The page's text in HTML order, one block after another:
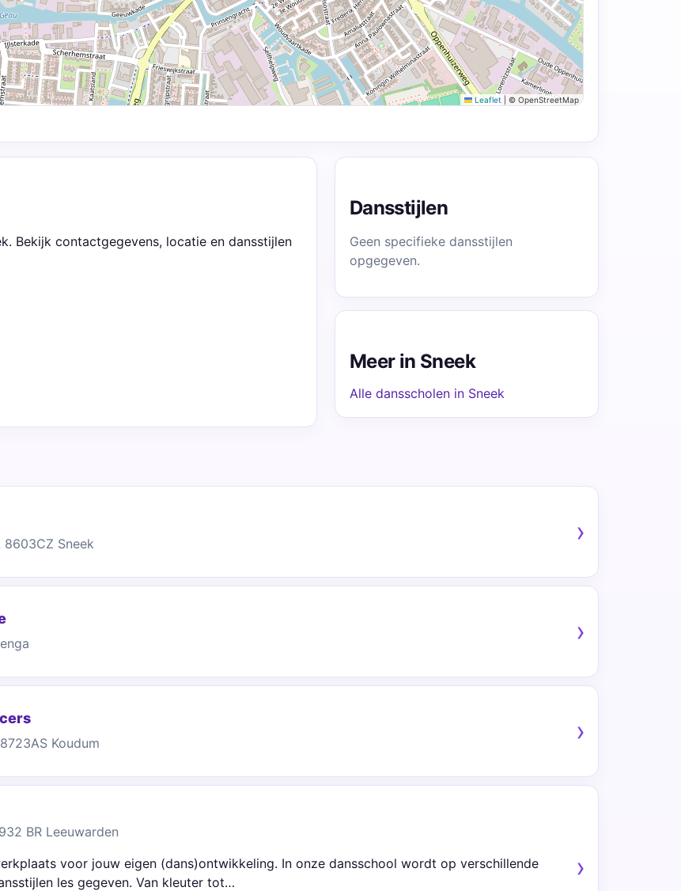
Leaflet © OpenStreetMap
Bekijk contactgegevens, locatie en dansstijlen
Dansstijlen
Geen specifieke dansstijlen
opgegeven.
Meer in Sneek
Alle dansscholen in Sneek
8603CZ Sneek
Koudum
BR Leeuwarden
voor jouw eigen (dans)ontwikkeling. In onze dansschool wordt op verschillende
les gegeven. Van kleuter tot…